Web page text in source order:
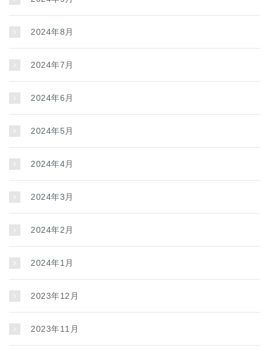
2024年8月
2024年7月
2024年6月
2024年5月
2024年4月
2024年3月
2024年2月
2024年1月
2023年12月
2023年11月